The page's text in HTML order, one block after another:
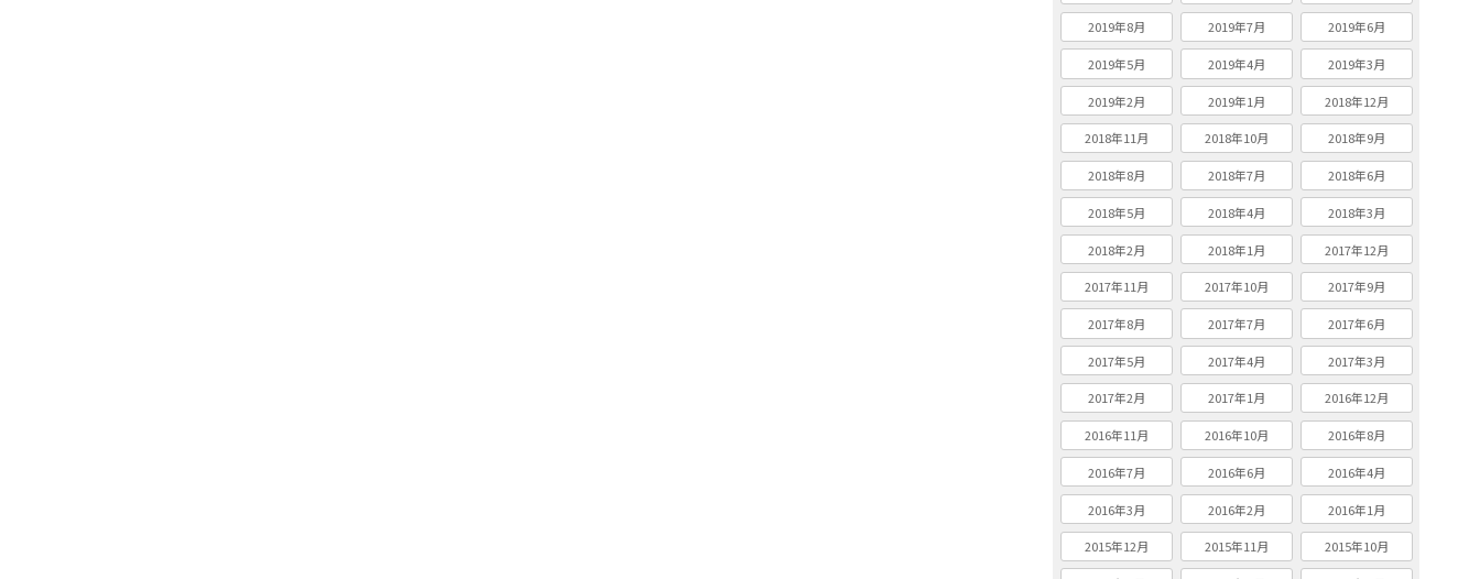
2019年8月 2019年7月 2019年6月
2019年5月 2019年4月 2019年3月
2019年2月 2019年1月 2018年12月
2018年11月 2018年10月 2018年9月
2018年8月 2018年7月 2018年6月
2018年5月 2018年4月 2018年3月
2018年2月 2018年1月 2017年12月
2017年11月 2017年10月 2017年9月
2017年8月 2017年7月 2017年6月
2017年5月 2017年4月 2017年3月
2017年2月 2017年1月 2016年12月
2016年11月 2016年10月 2016年8月
2016年7月 2016年6月 2016年4月
2016年3月 2016年2月 2016年1月
2015年12月 2015年11月 2015年10月